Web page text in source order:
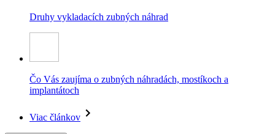
Druhy vykladacích zubných náhrad
Čo Vás zaujíma o zubných náhradách, mostíkoch a
implantátoch
Viac článkov